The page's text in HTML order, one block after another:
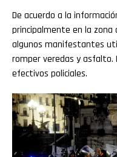
De acuerdo a la
principalmente en la zona
algunos manifestantes
romper veredas y asfalto.
efectivos policiales.